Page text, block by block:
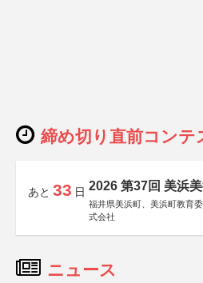
締め切り直前コンテ
あと 33 日 2026 第37回 美浜
福井県美浜町、美浜町教育
式会社
ニュース